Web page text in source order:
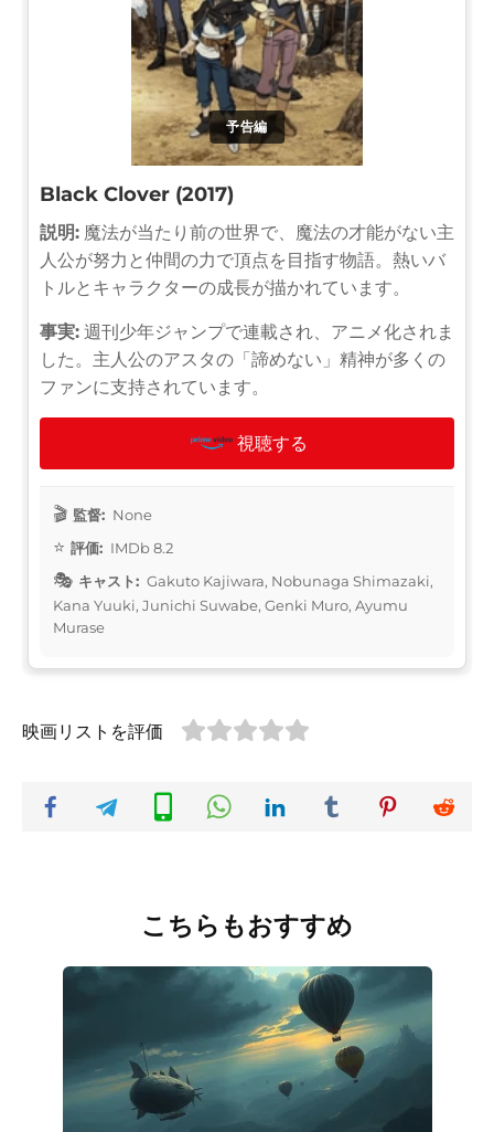
予告編
Black Clover (2017)
説明: 魔法が当たり前の世界で、魔法の才能がない主
人公が努力と仲間の力で頂点を目指す物語。熱いバ
トルとキャラクターの成長が描かれています。
事実: 週刊少年ジャンプで連載され、アニメ化されま
した。主人公のアスタの「諦めない」精神が多くの
ファンに支持されています。
視聴する
監督: None
評価: IMDb 8.2
キャスト: Gakuto Kajiwara, Nobunaga Shimazaki,
Kana Yuuki, Junichi Suwabe, Genki Muro, Ayumu
Murase
映画リストを評価
こちらもおすすめ